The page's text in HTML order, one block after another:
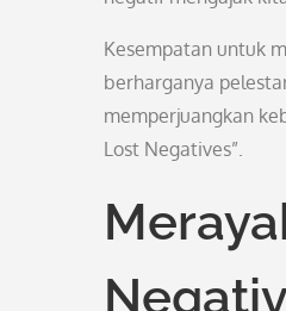
Kesempatan untuk
berharganya
memperjuangkan
Lost Negatives”.